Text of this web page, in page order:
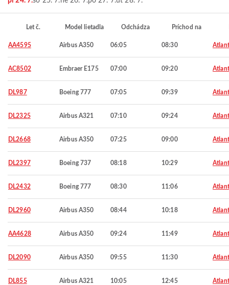
Let č. Model lietadla Odchádza Príchod na
AA4595 Airbus A350 06:05 08:30
AC8502 Embraer E175 07:00 09:20
DL987 Boeing 777 07:05 09:39
DL2325 Airbus A321 07:10 09:24
DL2668 Airbus A350 07:25 09:00
DL2397 Boeing 737 08:18 10:29
DL2432 Boeing 777 08:30 11:06
DL2960 Airbus A350 08:44 10:18
AA4628 Airbus A350 09:24 11:49
DL2090 Airbus A350 09:55 11:30
DL855 Airbus A321 10:05 12:45